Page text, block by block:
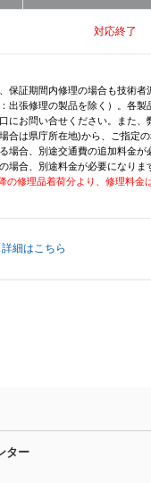
対応終了
保証期間内修理の場合も技術
出張修理の製品を除く）。各
にお問い合せください。また
合は県庁所在地)から、ご指定
場合、別途交通費の追加料金
場合、別途料金が必要になりま
の修理品着荷分より、修理料金
細はこちら
ター